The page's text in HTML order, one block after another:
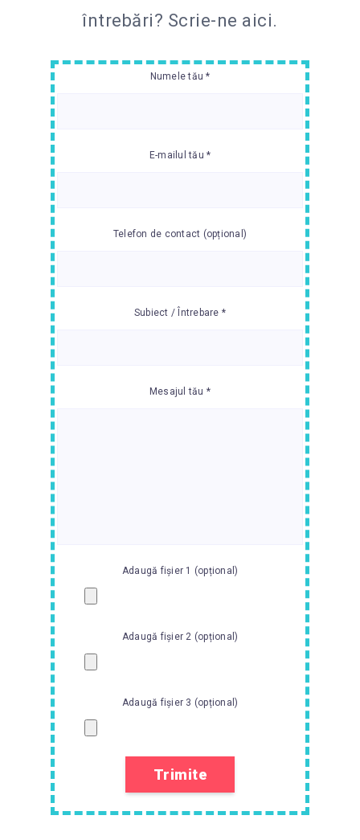
întrebări? Scrie-ne aici.
Numele tău *
E-mailul tău *
Telefon de contact (opțional)
Subiect / Întrebare *
Mesajul tău *
Adaugă fișier 1 (opțional)
Adaugă fișier 2 (opțional)
Adaugă fișier 3 (opțional)